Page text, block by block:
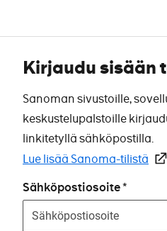
Kirjaudu sisään
Sanoman sivustoille,
keskustelupalstoille
linkitetyllä sähköpostilla.
Lue lisää Sanoma-tilistä
Sähköpostiosoite